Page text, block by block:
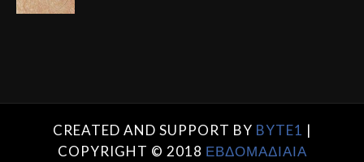
CREATED AND SUPPORT BY BYTE1 |
COPYRIGHT © 2018 ΕΒΔΟΜΑΔΙΑΙΑ